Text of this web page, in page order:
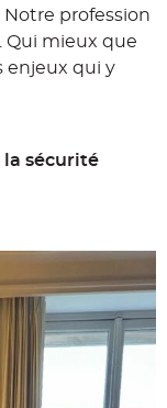
profession
Qui mieux que
enjeux qui y
la sécurité